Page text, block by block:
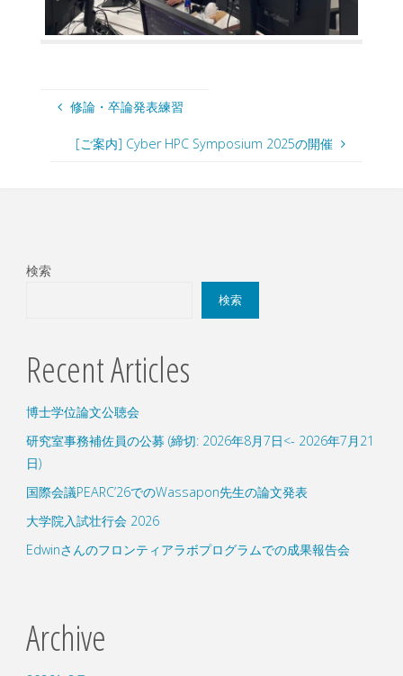
修論・卒論発表練習
[ご案内] Cyber HPC Symposium 2025の開催
検索
検索
Recent Articles
博士学位論文公聴会
研究室事務補佐員の公募 (締切: 2026年8月7日<- 2026年7月21
日)
国際会議PEARC’26でのWassapon先生の論文発表
大学院入試壮行会 2026
Edwinさんのフロンティアラボプログラムでの成果報告会
Archive